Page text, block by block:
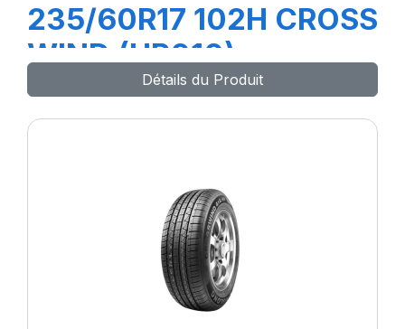
235/60R17 102H CROSS
WIND (HP010)
Détails du Produit